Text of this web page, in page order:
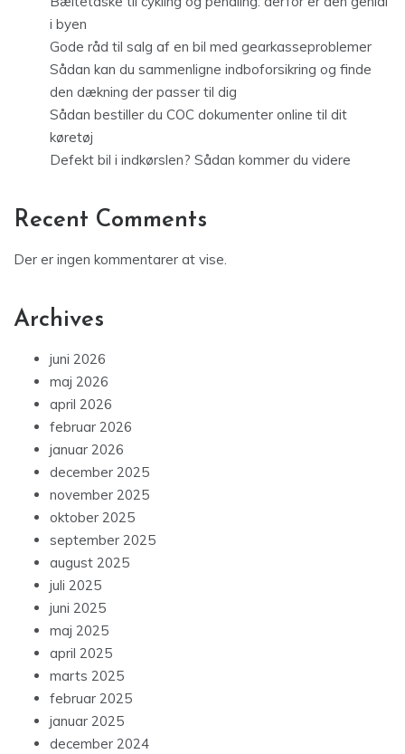
i byen
Gode råd til salg af en bil med gearkasseproblemer
Sådan kan du sammenligne indboforsikring og finde
den dækning der passer til dig
Sådan bestiller du COC dokumenter online til dit
køretøj
Defekt bil i indkørslen? Sådan kommer du videre
Recent Comments
Der er ingen kommentarer at vise.
Archives
juni 2026
maj 2026
april 2026
februar 2026
januar 2026
december 2025
november 2025
oktober 2025
september 2025
august 2025
juli 2025
juni 2025
maj 2025
april 2025
marts 2025
februar 2025
januar 2025
december 2024